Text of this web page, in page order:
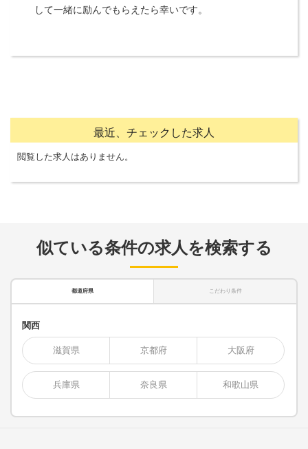
して一緒に励んでもらえたら幸いです。
最近、チェックした求人
閲覧した求人はありません。
似ている条件の求人を検索する
都道府県 こだわり条件
関西
滋賀県 京都府 大阪府
兵庫県 奈良県 和歌山県